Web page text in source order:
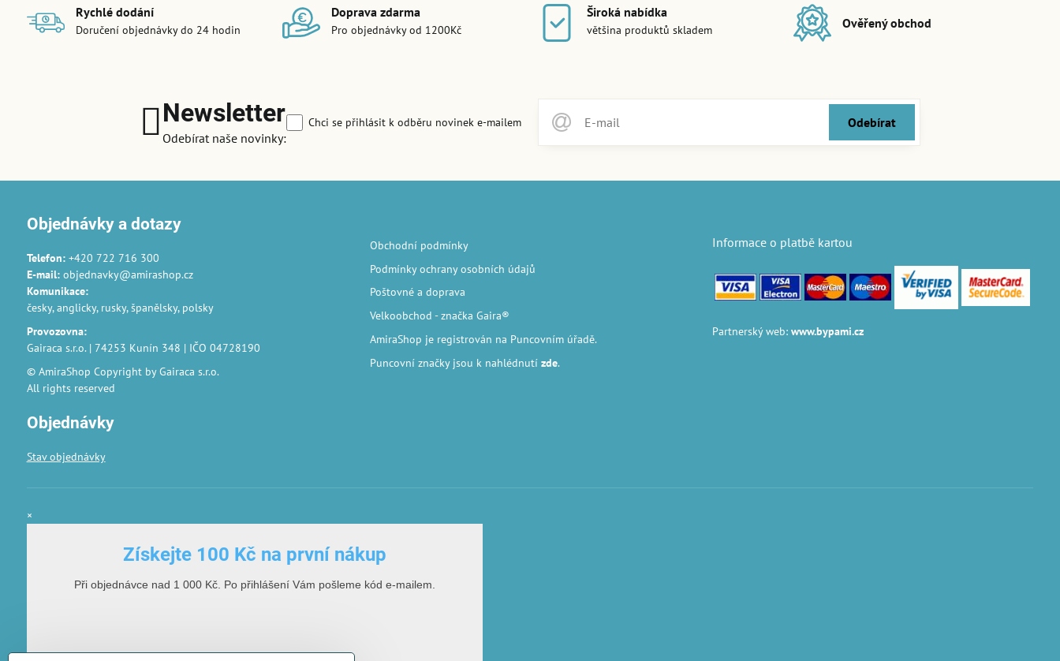
Rychlé dodání
Doručení objednávky do 24 hodin
Doprava zdarma
Pro objednávky od 1200Kč
Široká nabídka
většina produktů skladem Ověřený obchod
Newsletter
Odebírat naše novinky:
Odebírat
Chci se přihlásit k odběru novinek e-mailem
Objednávky a dotazy
Telefon:+420 722 716 300
E-mail:objednavky@amirashop.cz
Komunikace:
česky, anglicky, rusky, španělsky, polsky
Provozovna:
Gairaca s.r.o. | 74253 Kunín 348 | IČO 04728190
© AmiraShop Copyright by Gairaca s.r.o.
All rights reserved
Objednávky
Stav objednávky
Obchodní podmínky
Podmínky ochrany osobních údajů
Poštovné a doprava
Velkoobchod - značka Gaira®
AmiraShop je registrován na Puncovním úřadě.
Puncovní značkyjsou k nahlédnutí zde.
Informace o platbě kartou
Partnerský web:www.bypami.cz
×
Získejte 100 Kč na první nákup
Při objednávce nad 1 000 Kč. Po přihlášení Vám pošleme kód e-mailem.